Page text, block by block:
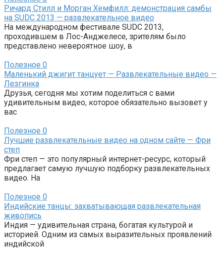
Ричард Стилл и Морган Хемфилл: демонстрация самбы
на SUDC 2013 — развлекательное видео
На международном фестивале SUDC 2013,
проходившем в Лос-Анджелесе, зрителям было
представлено невероятное шоу, в
Полезное 0
Маленький джигит танцует — Развлекательные видео —
Лезгинка
Друзья, сегодня мы хотим поделиться с вами
удивительным видео, которое обязательно вызовет у
вас
Полезное 0
Лучшие развлекательные видео на одном сайте — Фри
степ
Фри степ — это популярный интернет-ресурс, который
предлагает самую лучшую подборку развлекательных
видео. На
Полезное 0
Индийские танцы: захватывающая развлекательная
живопись
Индия — удивительная страна, богатая культурой и
историей. Одним из самых выразительных проявлений
индийской